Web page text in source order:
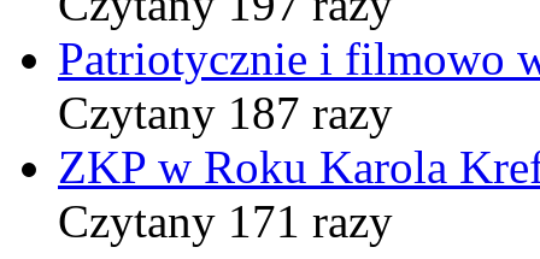
Patriotycznie i filmowo
Czytany 187 razy
ZKP w Roku Karola
Czytany 171 razy